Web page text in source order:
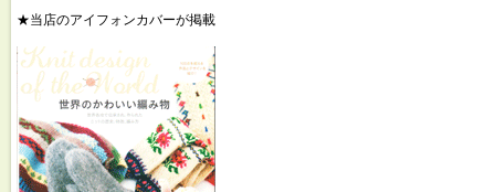
★当店のアイフォンカバーが掲載